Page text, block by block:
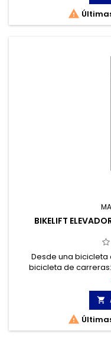

BIKELIFT
Desde una
bicicleta de
bicicleta verticalmente

